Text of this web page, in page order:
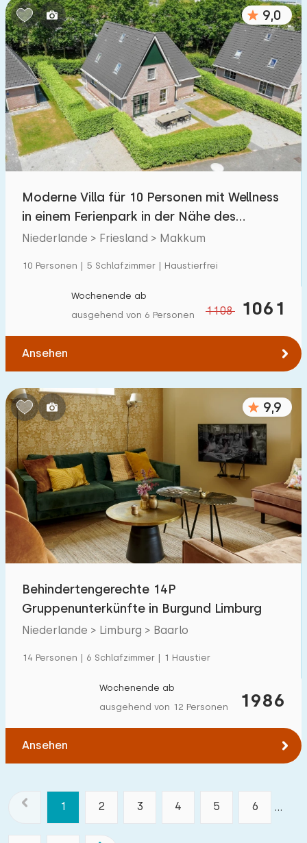
9,0
Moderne Villa für 10 Personen mit Wellness
in einem Ferienpark in der Nähe des
IJsselmeers
Niederlande > Friesland > Makkum
10 Personen | 5 Schlafzimmer | Haustierfrei
1108 1061
Wochenende ab
ausgehend von 6 Personen
Ansehen
9,9
Behindertengerechte 14P
Gruppenunterkünfte in Burgund Limburg
Niederlande > Limburg > Baarlo
14 Personen | 6 Schlafzimmer | 1 Haustier
1986
Wochenende ab
ausgehend von 12 Personen
Ansehen
1 2 3 4 5 6 ...